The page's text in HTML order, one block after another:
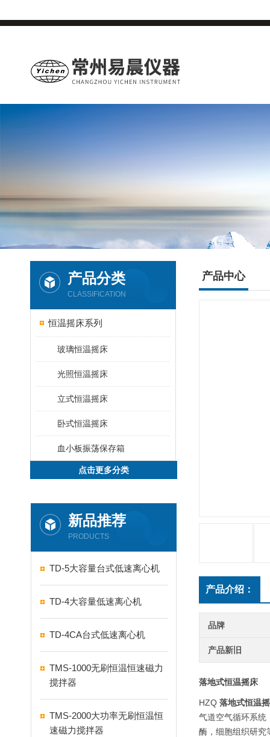
产品分类
CLASSIFICATION
恒温摇床系列
玻璃恒温摇床
光照恒温摇床
立式恒温摇床
卧式恒温摇床
血小板振荡保存箱
点击更多分类
新品推荐
PRODUCTS
TD-5大容量台式低速离心机
TD-4大容量低速离心机
TD-4CA台式低速离心机
TMS-1000无刷恒温恒速磁力
搅拌器
TMS-2000大功率无刷恒温恒
速磁力搅拌器
产品中心
产品介绍：
品牌
产品新旧
落地式恒温摇床
HZQ 落地式恒温
气道空气循环系统
酶，细胞组织研究